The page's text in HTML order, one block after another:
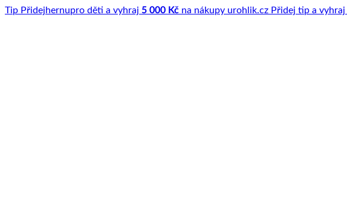
Tip Přidejhernupro děti a vyhraj 5 000 Kč na nákupy urohlik.cz Přidej tip a vyhraj